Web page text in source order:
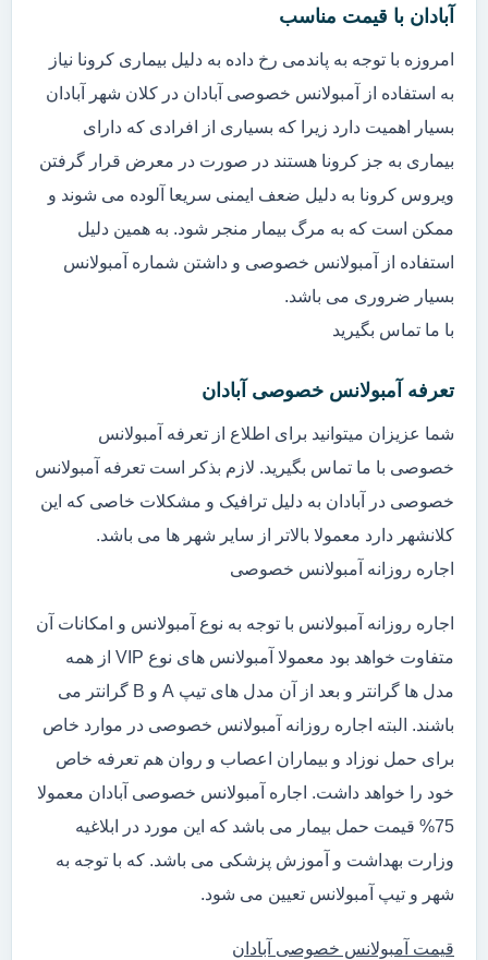
آبادان با قیمت مناسب
امروزه با توجه به پاندمی رخ داده به دلیل بیماری کرونا نیاز
به استفاده از آمبولانس خصوصی آبادان در کلان شهر آبادان
بسیار اهمیت دارد زیرا که بسیاری از افرادی که دارای
بیماری به جز کرونا هستند در صورت در معرض قرار گرفتن
ویروس کرونا به دلیل ضعف ایمنی سریعا آلوده می شوند و
ممکن است که به مرگ بیمار منجر شود. به همین دلیل
استفاده از آمبولانس خصوصی و داشتن شماره آمبولانس
بسیار ضروری می باشد.
با ما تماس بگیرید
تعرفه آمبولانس خصوصی آبادان
شما عزیزان میتوانید برای اطلاع از تعرفه آمبولانس
خصوصی با ما تماس بگیرید. لازم بذکر است تعرفه آمبولانس
خصوصی در آبادان به دلیل ترافیک و مشکلات خاصی که این
کلانشهر دارد معمولا بالاتر از سایر شهر ها می باشد.
اجاره روزانه آمبولانس خصوصی
اجاره روزانه آمبولانس با توجه به نوع آمبولانس و امکانات آن
متفاوت خواهد بود معمولا آمبولانس های نوع VIP از همه
مدل ها گرانتر و بعد از آن مدل های تیپ A و B گرانتر می
باشند. البته اجاره روزانه آمبولانس خصوصی در موارد خاص
برای حمل نوزاد و بیماران اعصاب و روان هم تعرفه خاص
خود را خواهد داشت. اجاره آمبولانس خصوصی آبادان معمولا
75% قیمت حمل بیمار می باشد که این مورد در ابلاغیه
وزارت بهداشت و آموزش پزشکی می باشد. که با توجه به
شهر و تیپ آمبولانس تعیین می شود.
قیمت آمبولانس خصوصی آبادان